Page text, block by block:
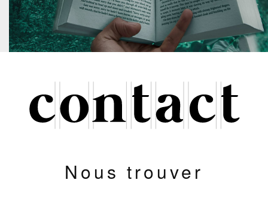
Nous trouver